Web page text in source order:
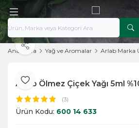
Ana Sayfa Yağ ve Aromalar Arlab Marka
Favoriye Ekle
Paylaş
Arlab Ölmez Çiçek Yağı 5ml
(3)
Ürün Kodu: 600 14 633